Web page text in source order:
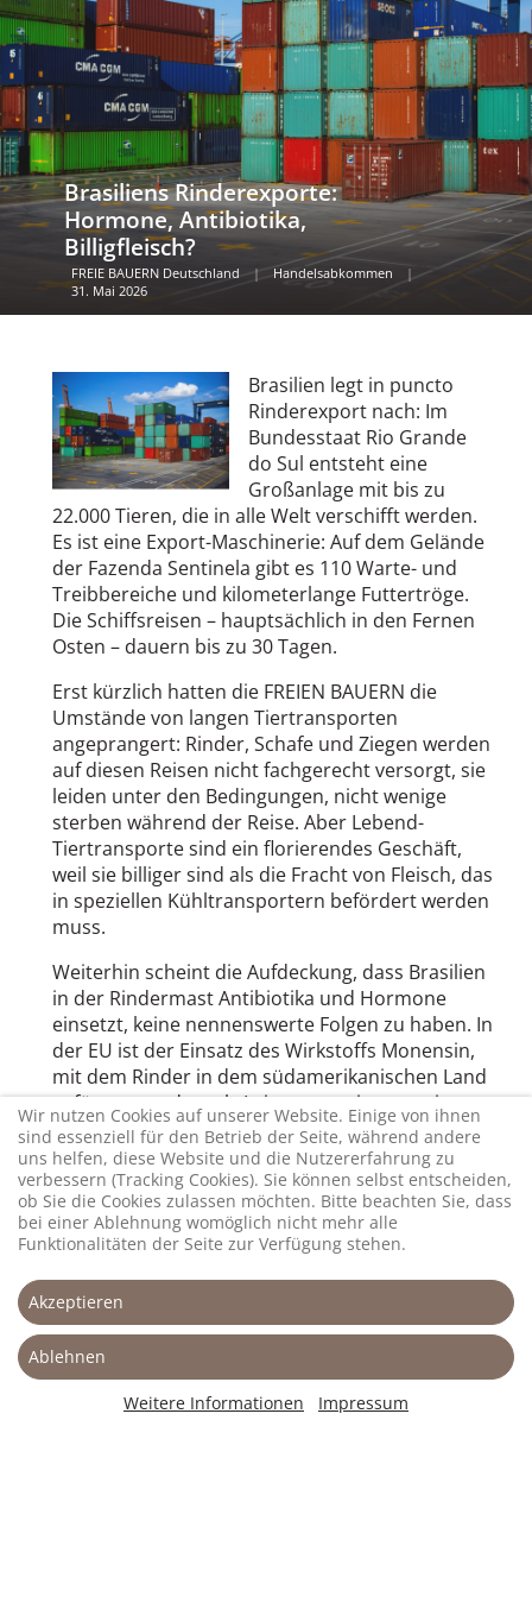
Brasiliens Rinderexporte:
Hormone, Antibiotika,
Billigfleisch?
FREIE BAUERN Deutschland | Handelsabkommen
|
31. Mai 2026
Brasilien legt in puncto
Rinderexport nach: Im
Bundesstaat Rio Grande
do Sul entsteht eine
Großanlage mit bis zu
22.000 Tieren, die in alle Welt verschifft werden.
Es ist eine Export-Maschinerie: Auf dem Gelände
der Fazenda Sentinela gibt es 110 Warte- und
Treibbereiche und kilometerlange Futtertröge.
Die Schiffsreisen – hauptsächlich in den Fernen
Osten – dauern bis zu 30 Tagen.
Erst kürzlich hatten die FREIEN BAUERN die
Umstände von langen Tiertransporten
angeprangert: Rinder, Schafe und Ziegen werden
auf diesen Reisen nicht fachgerecht versorgt, sie
leiden unter den Bedingungen, nicht wenige
sterben während der Reise. Aber Lebend-
Tiertransporte sind ein florierendes Geschäft,
weil sie billiger sind als die Fracht von Fleisch, das
in speziellen Kühltransportern befördert werden
muss.
Weiterhin scheint die Aufdeckung, dass Brasilien
in der Rindermast Antibiotika und Hormone
einsetzt, keine nennenswerte Folgen zu haben. In
der EU ist der Einsatz des Wirkstoffs Monensin,
mit dem Rinder in dem südamerikanischen Land
gefüttert werden, als Leistungssteigerer seit
zwanzig Jahren verboten.
Die FREIEN BAUERN fordern, dass für alle Länder
die gleichen Regeln gelten müssen – daher sollte
der EU-Markt ab sofort für brasilianisches
Rindfleisch geschlossen werden. Alles andere
wäre unfair gegenüber den heimischen Bauern
und ein Risiko für die Verbraucher. Wenn
Brasilien auf Quantität in der Rinderzucht setzt,
dann muss Europa umso mehr auf Qualität
achten!
Wir nutzen Cookies auf unserer Website. Einige von ihnen
sind essenziell für den Betrieb der Seite, während andere
uns helfen, diese Website und die Nutzererfahrung zu
verbessern (Tracking Cookies). Sie können selbst entscheiden,
ob Sie die Cookies zulassen möchten. Bitte beachten Sie, dass
bei einer Ablehnung womöglich nicht mehr alle
Funktionalitäten der Seite zur Verfügung stehen.
Akzeptieren
Ablehnen
Weitere Informationen Impressum